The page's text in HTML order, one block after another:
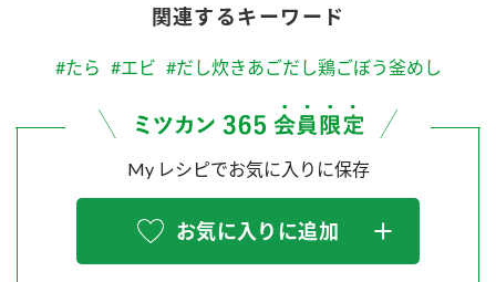
関連するキーワード
#たら #エビ #だし炊きあごだし鶏ごぼう釜めし
My レシピでお気に入りに保存
お気に入りに追加